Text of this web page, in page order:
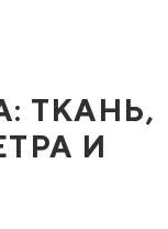
ТКАНЬ,
И